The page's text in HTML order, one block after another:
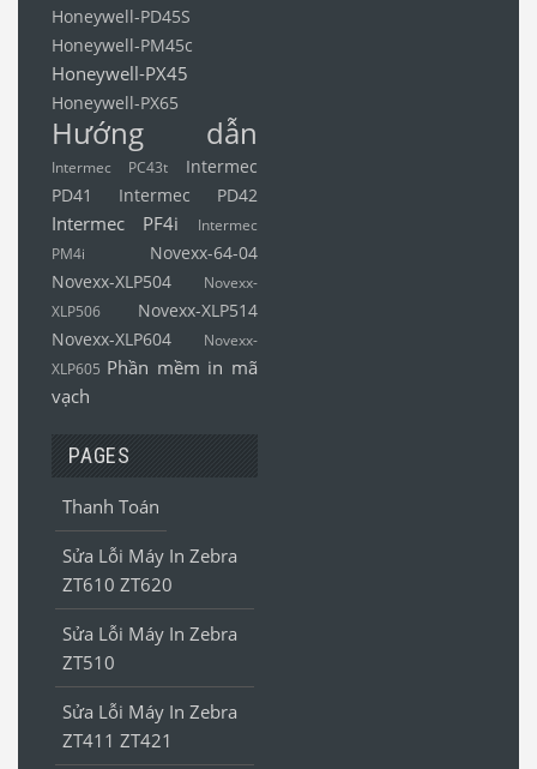
Honeywell-PD45S
Honeywell-PM45c
Honeywell-PX45
Honeywell-PX65
Hướng dẫn
Intermec PC43t
Intermec
PD41
Intermec PD42
Intermec PF4i
Intermec
PM4i
Novexx-64-04
Novexx-XLP504
Novexx-
XLP506
Novexx-XLP514
Novexx-XLP604
Novexx-
XLP605 Phần mềm in mã
vạch
PAGES
Thanh Toán
Sửa Lỗi Máy In Zebra
ZT610 ZT620
Sửa Lỗi Máy In Zebra
ZT510
Sửa Lỗi Máy In Zebra
ZT411 ZT421